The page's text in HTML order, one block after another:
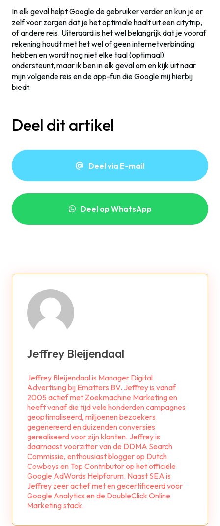
In elk geval helpt Google de gebruiker verder en kun je er
zelf voor zorgen dat je het optimale haalt uit een citytrip,
of andere reis. Uiteraard is het wel belangrijk dat je vooraf
rekening houdt met het wel of geen internetverbinding
hebben en wordt nog niet elke taal (optimaal)
ondersteunt, maar ik ben in elk geval om en kijk uit naar
mijn volgende reis en de app-fun die Google mij hierbij
biedt.
Deel dit artikel
Deel via E-mail
Deel op WhatsApp
Jeffrey Bleijendaal
Jeffrey Bleijendaal is Manager Digital
Advertising bij Ematters BV. Jeffrey is vanaf
2005 actief met Zoekmachine Marketing en
heeft vanaf die tijd vele honderden campagnes
geoptimaliseerd, miljoenen bezoekers
gegenereerd en duizenden conversies
gerealiseerd voor zijn klanten. Jeffrey is
daarnaast voorzitter van de DDMA Search
Commissie, enthousiast blogger op Dutch
Cowboys en Top Contributor op het officiële
Google AdWords Helpforum. Naast SEA is
Jeffrey zeer actief met en gecertificeerd voor
Google Analytics en de DoubleClick Online
Marketing stack.